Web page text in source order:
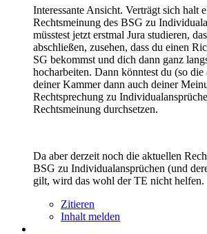
Interessante Ansicht. Verträgt sich halt
Rechtsmeinung des BSG zu
müsstest jetzt erstmal Jura studieren,
abschließen, zusehen, dass du einen
SG bekommst und dich dann ganz
hocharbeiten. Dann könntest du (so die
deiner Kammer dann auch deiner
Rechtsprechung zu
Rechtsmeinung durchsetzen.
Da aber derzeit noch die aktuellen
BSG zu Individualansprüchen (und
gilt, wird das wohl der TE nicht helfen.
Zitieren
Inhalt melden